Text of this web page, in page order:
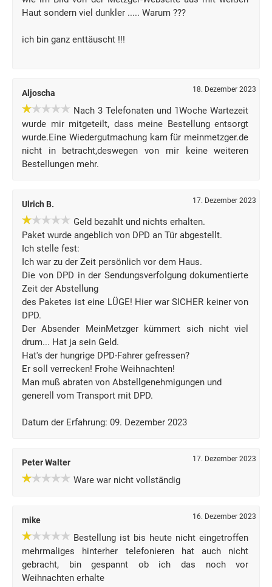
Haut sondern viel dunkler ..... Warum ???
ich bin ganz enttäuscht !!!
Aljoscha 18. Dezember 2023
Nach 3 Telefonaten und 1Woche Wartezeit
wurde mir mitgeteilt, dass meine Bestellung entsorgt
wurde.Eine Wiedergutmachung kam für meinmetzger.de
nicht in betracht,deswegen von mir keine weiteren
Bestellungen mehr.
Ulrich B. 17. Dezember 2023
Geld bezahlt und nichts erhalten.
Paket wurde angeblich von DPD an Tür abgestellt.
Ich stelle fest:
Ich war zu der Zeit persönlich vor dem Haus.
Die von DPD in der Sendungsverfolgung dokumentierte
Zeit der Abstellung
des Paketes ist eine LÜGE! Hier war SICHER keiner von
DPD.
Der Absender MeinMetzger kümmert sich nicht viel
drum... Hat ja sein Geld.
Hat's der hungrige DPD-Fahrer gefressen?
Er soll verrecken! Frohe Weihnachten!
Man muß abraten von Abstellgenehmigungen und
generell vom Transport mit DPD.
Datum der Erfahrung: 09. Dezember 2023
Peter Walter 17. Dezember 2023
Ware war nicht vollständig
mike 16. Dezember 2023
Bestellung ist bis heute nicht eingetroffen
mehrmaliges hinterher telefonieren hat auch nicht
gebracht, bin gespannt ob ich das noch vor
Weihnachten erhalte